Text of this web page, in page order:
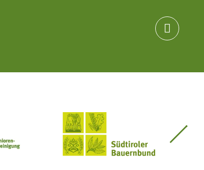

Seniorenvereinigung im SBB Südtiroler Bauernbund